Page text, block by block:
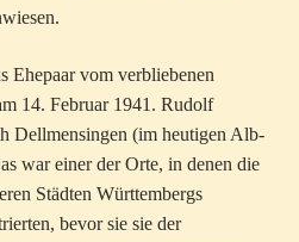
Ehepaar vom verbliebenen
14. Februar 1941. Rudolf
Dellmensingen (im heutigen Alb-
war einer der Orte, in denen die
Städten Württembergs
bevor sie sie der